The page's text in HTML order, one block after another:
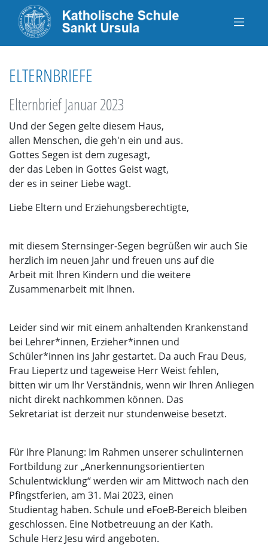
ELTERNBRIEFE
Elternbrief Januar 2023
Und der Segen gelte diesem Haus,
allen Menschen, die geh'n ein und aus.
Gottes Segen ist dem zugesagt,
der das Leben in Gottes Geist wagt,
der es in seiner Liebe wagt.
Liebe Eltern und Erziehungsberechtigte,
mit diesem Sternsinger-Segen begrüßen wir auch Sie
herzlich im neuen Jahr und freuen uns auf die
Arbeit mit Ihren Kindern und die weitere
Zusammenarbeit mit Ihnen.
Leider sind wir mit einem anhaltenden Krankenstand
bei Lehrer*innen, Erzieher*innen und
Schüler*innen ins Jahr gestartet. Da auch Frau Deus,
Frau Liepertz und tageweise Herr Weist fehlen,
bitten wir um Ihr Verständnis, wenn wir Ihren Anliegen
nicht direkt nachkommen können. Das
Sekretariat ist derzeit nur stundenweise besetzt.
Für Ihre Planung: Im Rahmen unserer schulinternen
Fortbildung zur „Anerkennungsorientierten
Schulentwicklung“ werden wir am Mittwoch nach den
Pfingstferien, am 31. Mai 2023, einen
Studientag haben. Schule und eFoeB-Bereich bleiben
geschlossen. Eine Notbetreuung an der Kath.
Schule Herz Jesu wird angeboten.